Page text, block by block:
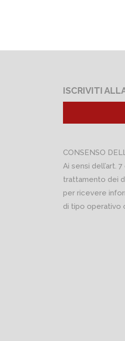
ISCRIVITI
CONSENSO
Ai sensi dell’art.
trattamento dei
per ricevere
di tipo operativo